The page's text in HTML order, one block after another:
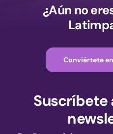
¿Aún no
Conviértete
Suscríbete